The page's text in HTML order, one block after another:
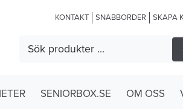
KONTAKT SNABBORDER SKAPA
SENIORBOX.SE OM OSS